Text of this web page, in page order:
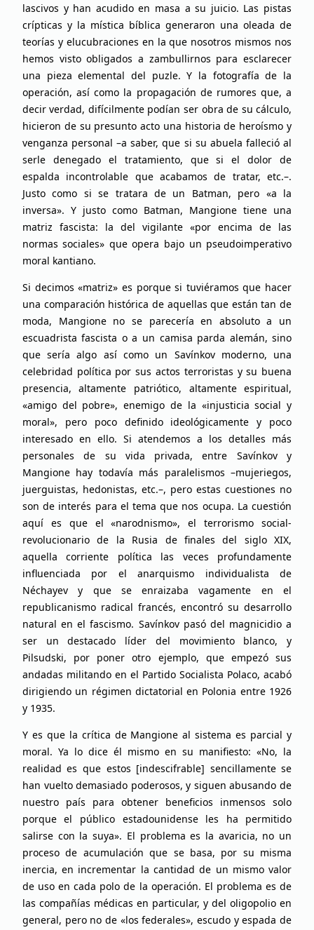
lascivos y han acudido en masa a su juicio. Las pistas
crípticas y la mística bíblica generaron una oleada de
teorías y elucubraciones en la que nosotros mismos nos
hemos visto obligados a zambullirnos para esclarecer
una pieza elemental del puzle. Y la fotografía de la
operación, así como la propagación de rumores que, a
decir verdad, difícilmente podían ser obra de su cálculo,
hicieron de su presunto acto una historia de heroísmo y
venganza personal –a saber, que si su abuela falleció al
serle denegado el tratamiento, que si el dolor de
espalda incontrolable que acabamos de tratar, etc.–.
Justo como si se tratara de un Batman, pero «a la
inversa». Y justo como Batman, Mangione tiene una
matriz fascista: la del vigilante «por encima de las
normas sociales» que opera bajo un pseudoimperativo
moral kantiano.
Si decimos «matriz» es porque si tuviéramos que hacer
una comparación histórica de aquellas que están tan de
moda, Mangione no se parecería en absoluto a un
escuadrista fascista o a un camisa parda alemán, sino
que sería algo así como un Savínkov moderno, una
celebridad política por sus actos terroristas y su buena
presencia, altamente patriótico, altamente espiritual,
«amigo del pobre», enemigo de la «injusticia social y
moral», pero poco definido ideológicamente y poco
interesado en ello. Si atendemos a los detalles más
personales de su vida privada, entre Savínkov y
Mangione hay todavía más paralelismos –mujeriegos,
juerguistas, hedonistas, etc.–, pero estas cuestiones no
son de interés para el tema que nos ocupa. La cuestión
aquí es que el «narodnismo», el terrorismo social-
revolucionario de la Rusia de finales del siglo XIX,
aquella corriente política las veces profundamente
influenciada por el anarquismo individualista de
Néchayev y que se enraizaba vagamente en el
republicanismo radical francés, encontró su desarrollo
natural en el fascismo. Savínkov pasó del magnicidio a
ser un destacado líder del movimiento blanco, y
Pilsudski, por poner otro ejemplo, que empezó sus
andadas militando en el Partido Socialista Polaco, acabó
dirigiendo un régimen dictatorial en Polonia entre 1926
y 1935.
Y es que la crítica de Mangione al sistema es parcial y
moral. Ya lo dice él mismo en su manifiesto: «No, la
realidad es que estos [indescifrable] sencillamente se
han vuelto demasiado poderosos, y siguen abusando de
nuestro país para obtener beneficios inmensos solo
porque el público estadounidense les ha permitido
salirse con la suya». El problema es la avaricia, no un
proceso de acumulación que se basa, por su misma
inercia, en incrementar la cantidad de un mismo valor
de uso en cada polo de la operación. El problema es de
las compañías médicas en particular, y del oligopolio en
general, pero no de «los federales», escudo y espada de